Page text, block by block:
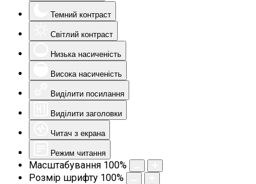
Темний контраст
Світлий контраст
Низька насиченість
Висока насиченість
Виділити посилання
Виділити заголовки
Читач з екрана
Режим читання
Масштабування 100%
Розмір шрифту 100%